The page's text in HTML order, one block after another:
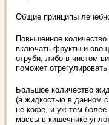
Общие принципы
Повышенное
включать фрукты и
отруби, либо в чистом
поможет
Большое количество
(а жидкостью в данном
не кофе, и уж тем более
массы в кишечнике